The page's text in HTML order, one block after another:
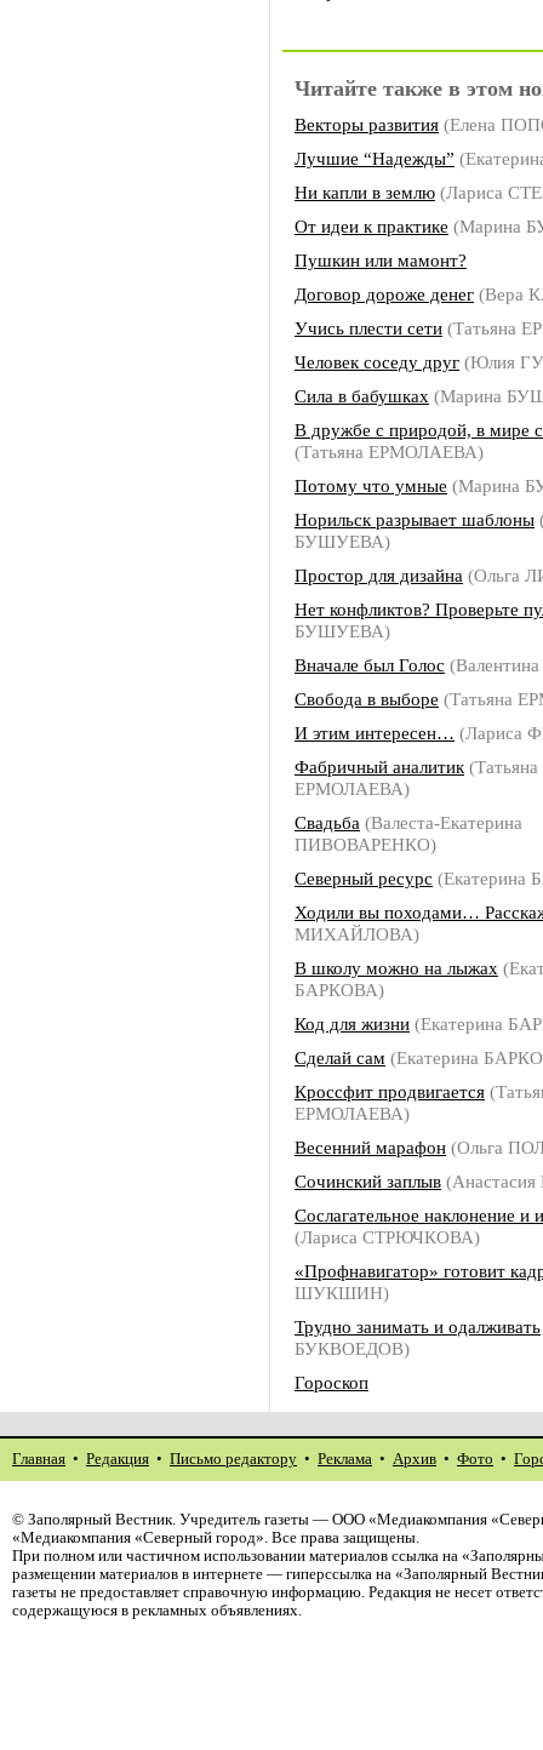
Читайте также в этом
Векторы развития (Елена
Лучшие “Надежды”
Ни капли в землю (Лариса
От идеи к практике (Марина
Пушкин или мамонт?
Договор дороже денег (Вера
Учись плести сети (Татьяна
Человек соседу друг (Юлия
Сила в бабушках (Марина
В дружбе с природой, в мире
(Татьяна ЕРМОЛАЕВА)
Потому что умные (Марина
Норильск разрывает шаблоны
БУШУЕВА)
Простор для дизайна (Ольга
Нет конфликтов? Проверьте
БУШУЕВА)
Вначале был Голос
Свобода в выборе (Татьяна
И этим интересен… (Лариса
Фабричный аналитик (Татьяна
ЕРМОЛАЕВА)
Свадьба (Валеста-Екатерина
ПИВОВАРЕНКО)
Северный ресурс (Екатерина
Ходили вы походами…
МИХАЙЛОВА)
В школу можно на лыжах
БАРКОВА)
Код для жизни (Екатерина
Сделай сам (Екатерина
Кроссфит продвигается
ЕРМОЛАЕВА)
Весенний марафон (Ольга
Сочинский заплыв
Сослагательное наклонение и
(Лариса СТРЮЧКОВА)
«Профнавигатор» готовит
ШУКШИН)
Трудно занимать и одалживать
БУКВОЕДОВ)
Гороскоп
Главная • Редакция • Письмо редактору • Реклама • Архив • Фото •
© Заполярный Вестник. Учредитель газеты — ООО «Медиакомпания
«Медиакомпания «Северный город». Все права защищены.
При полном или частичном использовании материалов ссылка на
размещении материалов в интернете — гиперссылка на «Заполярный
газеты не предоставляет справочную информацию. Редакция не несет
содержащуюся в рекламных объявлениях.